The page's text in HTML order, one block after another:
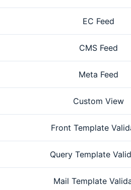
EC Feed
CMS Feed
Meta Feed
Custom View
Front Template
Query Template
Mail Template